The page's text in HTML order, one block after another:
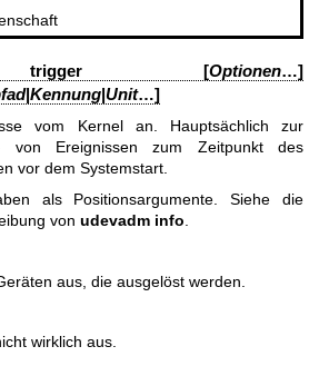
trigger [Optionen…]
|Kennung|Unit…]
vom Kernel an. Hauptsächlich zur
von Ereignissen zum Zeitpunkt des
vor dem Systemstart.
als Positionsargumente. Siehe die
von udevadm info
aus, die ausgelöst werden.
wirklich aus.